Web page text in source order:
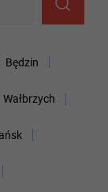
Będzin
Wałbrzych